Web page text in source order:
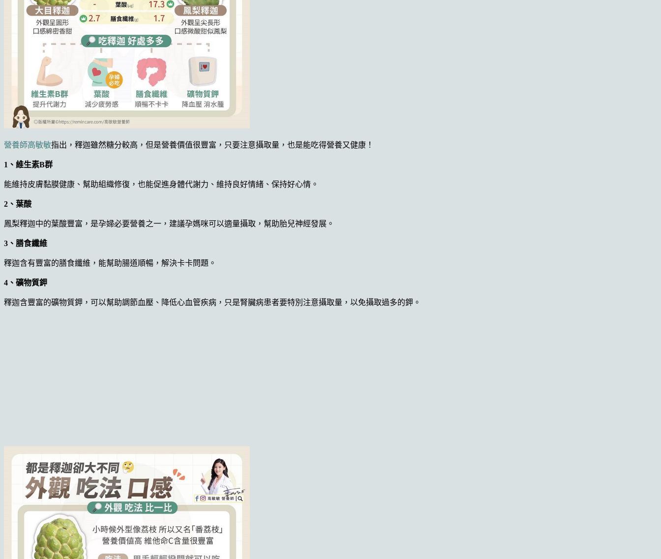
營養師高敏敏指出，釋迦雖然糖分較高，但是營養價值很豐富，只要注意攝取量，也是能吃得營養又健康！
1、維生素B群
能維持皮膚黏膜健康、幫助組織修復，也能促進身體代謝力、維持良好情緒、保持好心情。
2、葉酸
鳳梨釋迦中的葉酸豐富，是孕婦必要營養之一，建議孕媽咪可以適量攝取，幫助胎兒神經發展。
3、膳食纖維
釋迦含有豐富的膳食纖維，能幫助腸道順暢，解決卡卡問題。
4、礦物質鉀
釋迦含豐富的礦物質鉀，可以幫助調節血壓、降低心血管疾病，只是腎臟病患者要特別注意攝取量，以免攝取過多的鉀。